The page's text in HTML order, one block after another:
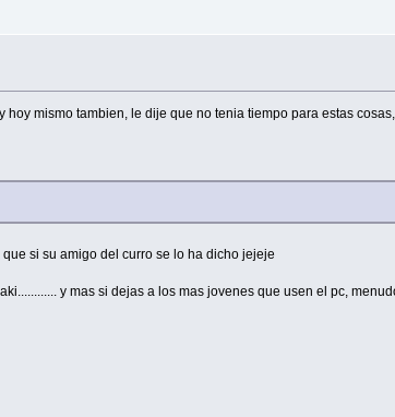
mismo tambien, le dije que no tenia tiempo para estas
si su amigo del curro se lo ha dicho jejeje
y mas si dejas a los mas jovenes que usen el pc,